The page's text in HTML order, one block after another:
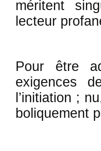
méritent
lecteur
Pour être
exigences
l’initiation ;
boliquement